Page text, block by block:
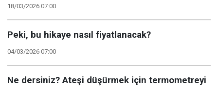
18/03/2026 07:00
Peki, bu hikaye nasıl fiyatlanacak?
04/03/2026 07:00
Ne dersiniz? Ateşi düşürmek için termometreyi